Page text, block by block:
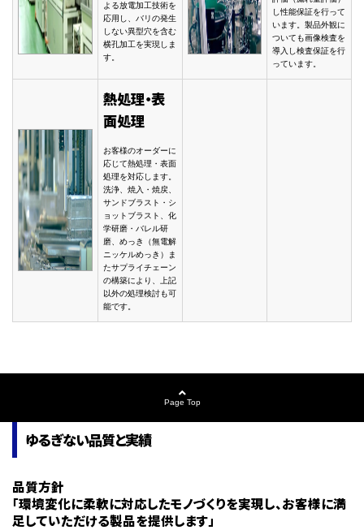
よる放電加工技術を
応用し、バリの発生
しない異型穴を含む
横孔加工を実現しま
す。
し性能保証を行って
います。製品外観に
ついても画像検査を
導入し検査保証を行
っています。
熱処理・表
面処理
お客様のオーダーに
応じて熱処理・表面
処理を対応します。
洗浄、焼入・焼戻、
サンドブラスト・シ
ョットブラスト、化
学研磨・バレル研
磨、めっき（無電解
ニッケルめっき）ま
たサプライチェーン
の構築により、上記
以外の処理検討も可
能です。
Page Top
ゆるぎない品質と実績
品質方針
「環境変化に柔軟に対応したモノづくりを実現し、お客様に満
足していただける製品を提供します」